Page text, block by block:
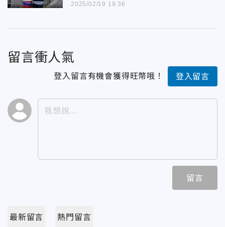
2025/02/19 19:36
留言衝人氣
登入留言有機會獲得旺幣哦！ 登入留言
留言
最新留言 熱門留言